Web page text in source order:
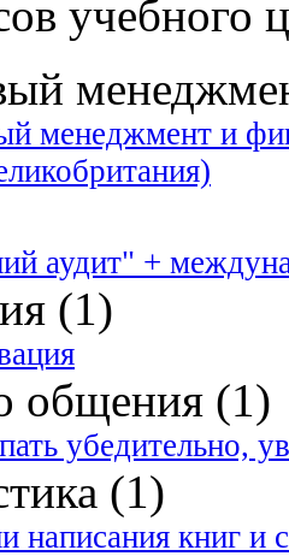
учебного
менеджмент и
аудит" +
(1)
общения (1)
убедительно,
(1)
написания книг и